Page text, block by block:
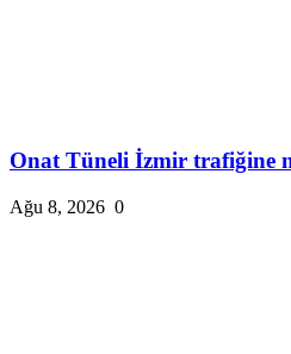
Onat Tüneli İzmir trafiğine
Ağu 8, 2026 0